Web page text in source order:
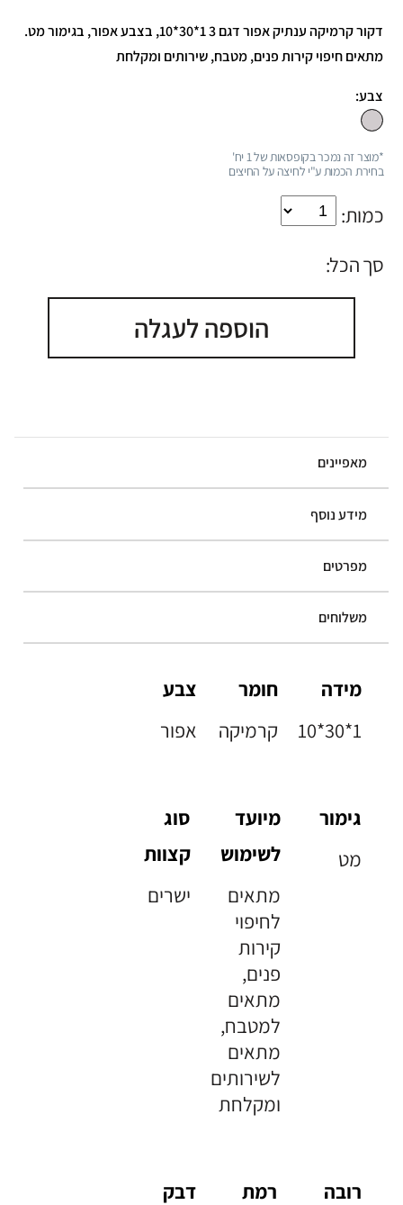
דקור קרמיקה ענתיק אפור דגם 3 1*30*10, בצבע אפור, בגימור מט.
מתאים חיפוי קירות פנים, מטבח, שירותים ומקלחת
צבע:
*מוצר זה נמכר בקופסאות של 1 יח'
בחירת הכמות ע"י לחיצה על החיצים
כמות:
סך הכל:
הוספה לעגלה
מאפיינים
מידע נוסף
מפרטים
משלוחים
מידה
10*30*1
חומר
קרמיקה
צבע
אפור
גימור
מט
מיועד
לשימוש
מתאים
לחיפוי
קירות
פנים,
מתאים
למטבח,
מתאים
לשירותים
ומקלחת
סוג
קצוות
ישרים
רובה
רמת
דבק